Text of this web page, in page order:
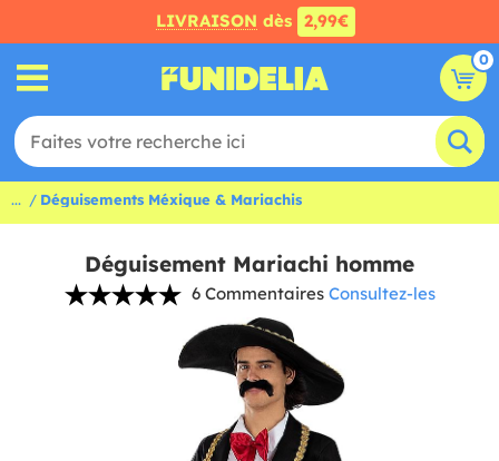
LIVRAISON dès 2,99€
0
... Déguisements Méxique & Mariachis
Déguisement Mariachi homme
6 Commentaires Consultez-les